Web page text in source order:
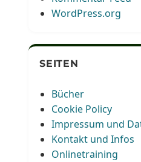
WordPress.org
SEITEN
Bücher
Cookie Policy
Impressum und
Kontakt und Infos
Onlinetraining